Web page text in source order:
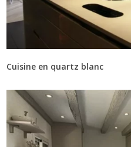
Cuisine en quartz blanc